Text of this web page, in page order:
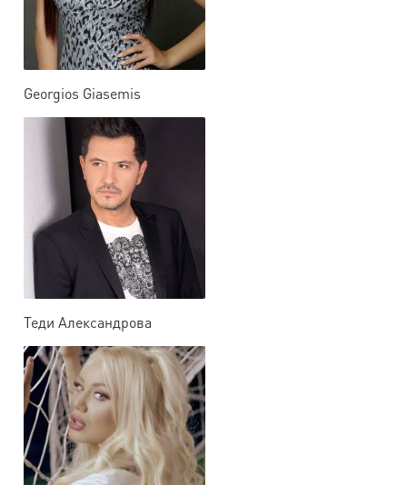
Georgios Giasemis
Теди Александрова